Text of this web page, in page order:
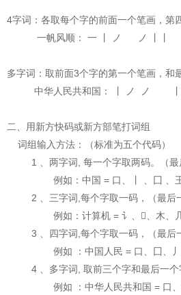
4字词：各取每个字的前面一个笔画，第
一帆风顺： 一 丨 ノ ノ 丨丨
多字词：取前面3个字的第一个笔画，和
中华人民共和国： 丨 ノ ノ 丨
二、用新方快码或新方部笔打词组
词组输入方法：（标准为五个代码）
1 、两字词, 每一个字取两码。（最
例如：中国 = 口、丨 、囗 、王
2 、三字词,每个字取一码，（最后一
例如：计算机 = 讠、、木、几
3 、四字词,每个字取一码，（最后一
例如 ：中国人民 = 口、囗、丿、
4 、多字词, 取前三个字和最后一个
例如 ：中华人民共和国 = 口、亻